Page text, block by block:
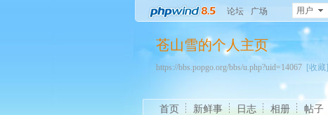
论坛 广场 用户
苍山雪的个人主页
https://bbs.popgo.org/bbs/u.php?uid=14067 [收藏]
首页 新鲜事 日志 相册 帖子